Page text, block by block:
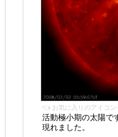
👈 お気に入りのアイコン
活動極小期の太陽で
現れました。